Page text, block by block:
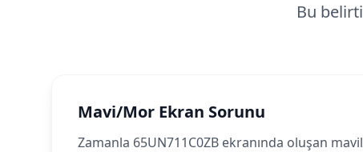
Bu
Mavi/Mor Ekran Sorunu
Zamanla 65UN711C0ZB ekranında oluşan